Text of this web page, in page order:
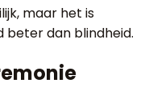
maar het is
beter dan blindheid.